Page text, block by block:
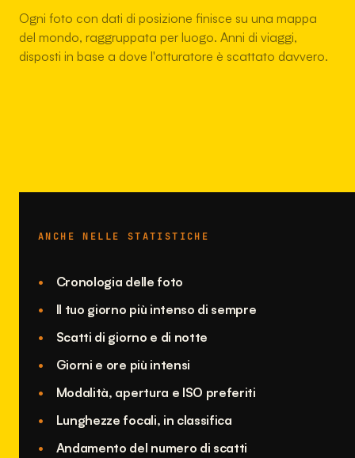
Ogni foto con dati di posizione finisce su una mappa
del mondo, raggruppata per luogo. Anni di viaggi,
disposti in base a dove l'otturatore è scattato davvero.
ANCHE NELLE STATISTICHE
Cronologia delle foto
Il tuo giorno più intenso di sempre
Scatti di giorno e di notte
Giorni e ore più intensi
Modalità, apertura e ISO preferiti
Lunghezze focali, in classifica
Andamento del numero di scatti